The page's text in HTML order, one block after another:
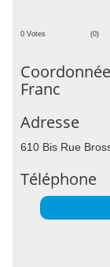
0 Votes (0)
Franc
Adresse
610 Bis Rue
Téléphone